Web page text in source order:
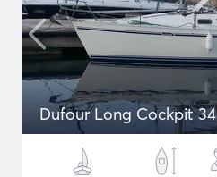
Dufour Long Cockpit 34